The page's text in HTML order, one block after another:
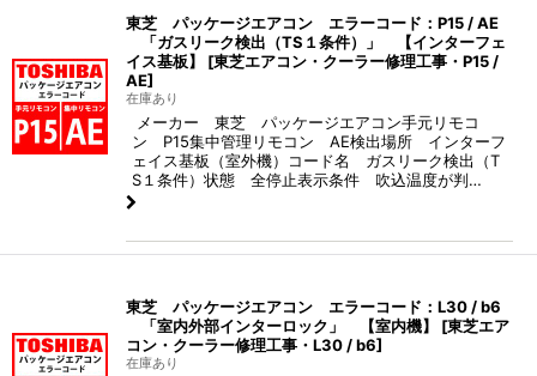
東芝 パッケージエアコン エラーコード：P15 / AE
「ガスリーク検出（TS１条件）」 【インターフェ
イス基板】
[東芝エアコン・クーラー修理工事・P15 /
AE]
在庫あり
メーカー 東芝 パッケージエアコン手元リモコ
ン P15集中管理リモコン AE検出場所 インターフ
ェイス基板（室外機）コード名 ガスリーク検出（T
S１条件）状態 全停止表示条件 吹込温度が判…
東芝 パッケージエアコン エラーコード：L30 / b6
「室内外部インターロック」 【室内機】
[東芝エア
コン・クーラー修理工事・L30 / b6]
在庫あり